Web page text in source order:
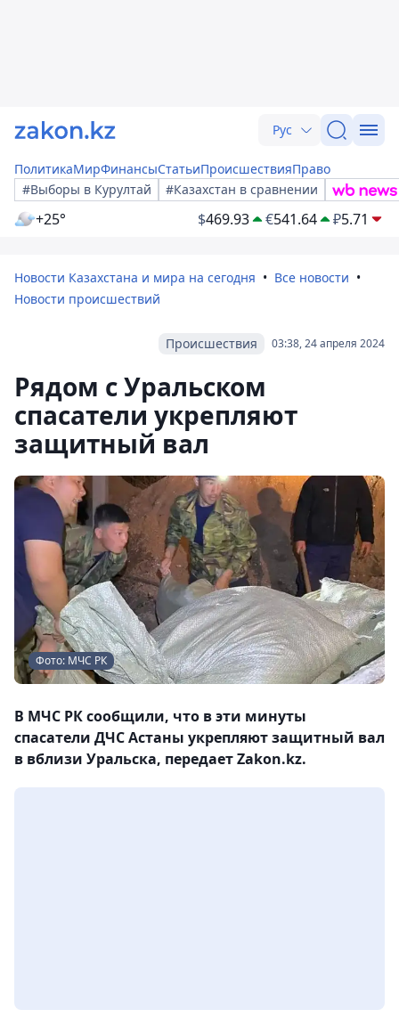
Рус
ПолитикаМирФинансыСтатьиПроисшествияПраво
#Выборы в Курултай
#Казахстан в сравнении
+25° $469.93 €541.64 ₽5.71
Новости Казахстана и мира на сегодня
Все новости
Новости происшествий
03:38, 24 апреля 2024
Происшествия
Рядом с Уральском
спасатели укрепляют
защитный вал
Фото: МЧС РК
В МЧС РК сообщили, что в эти минуты
спасатели ДЧС Астаны укрепляют защитный вал
в вблизи Уральска, передает Zakon.kz.